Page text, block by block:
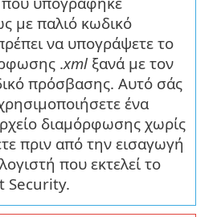
με παλιό κωδικό
να υπογράψετε το
.xml ξανά με τον
πρόσβασης. Αυτό σάς
ένα
διαμόρφωσης χωρίς
πριν από την εισαγωγή
που εκτελεί το
Security.